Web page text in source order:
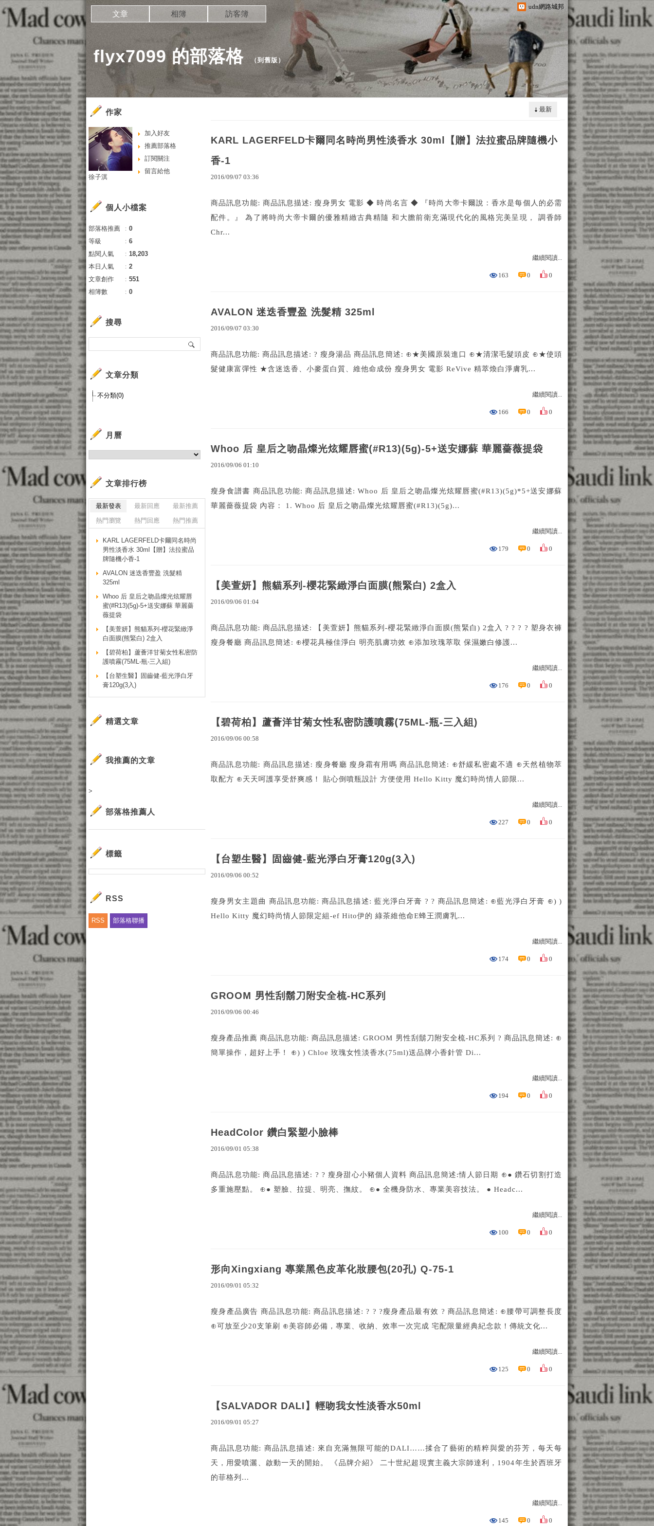
udn網路城邦
flyx7099 的部落格 （到舊版 ）
文章 相簿 訪客簿
最新
KARL LAGERFELD卡爾同名時尚男性淡香水 30ml【贈】法拉蜜品牌隨機小
香-1
2016/09/07 03:36
商品訊息功能: 商品訊息描述: 瘦身男女 電影 ◆ 時尚名言 ◆ 『時尚大帝卡爾說：香水是每個人的必需
配件。』 為了將時尚大帝卡爾的優雅精緻古典精隨 和大膽前衛充滿現代化的風格完美呈現， 調香師
Chr...
繼續閱讀...
163 0 0
AVALON 迷迭香豐盈 洗髮精 325ml
2016/09/07 03:30
商品訊息功能: 商品訊息描述: ? 瘦身湯品 商品訊息簡述: ⊕★美國原裝進口 ⊕★清潔毛髮頭皮 ⊕★使頭
髮健康富彈性 ★含迷迭香、小麥蛋白質、維他命成份 瘦身男女 電影 ReVive 精萃煥白淨膚乳...
繼續閱讀...
166 0 0
Whoo 后 皇后之吻晶燦光炫耀唇蜜(#R13)(5g)-5+送安娜蘇 華麗薔薇提袋
2016/09/06 01:10
瘦身食譜書 商品訊息功能: 商品訊息描述: Whoo 后 皇后之吻晶燦光炫耀唇蜜(#R13)(5g)*5+送安娜蘇
華麗薔薇提袋 內容： 1. Whoo 后 皇后之吻晶燦光炫耀唇蜜(#R13)(5g)...
繼續閱讀...
179 0 0
【美萱妍】熊貓系列-櫻花緊緻淨白面膜(熊緊白) 2盒入
2016/09/06 01:04
商品訊息功能: 商品訊息描述: 【美萱妍】熊貓系列-櫻花緊緻淨白面膜(熊緊白) 2盒入 ? ? ? ? 塑身衣褲
瘦身餐廳 商品訊息簡述: ⊕櫻花具極佳淨白 明亮肌膚功效 ⊕添加玫瑰萃取 保濕嫩白修護...
繼續閱讀...
176 0 0
【碧荷柏】蘆薈洋甘菊女性私密防護噴霧(75ML-瓶-三入組)
2016/09/06 00:58
商品訊息功能: 商品訊息描述: 瘦身餐廳 瘦身霜有用嗎 商品訊息簡述: ⊕舒緩私密處不適 ⊕天然植物萃
取配方 ⊕天天呵護享受舒爽感！ 貼心倒噴瓶設計 方便使用 Hello Kitty 魔幻時尚情人節限...
繼續閱讀...
227 0 0
【台塑生醫】固齒健-藍光淨白牙膏120g(3入)
2016/09/06 00:52
瘦身男女主題曲 商品訊息功能: 商品訊息描述: 藍光淨白牙膏 ? ? 商品訊息簡述: ⊕藍光淨白牙膏 ⊕) )
Hello Kitty 魔幻時尚情人節限定組-ef Hito伊的 綠茶維他命E蜂王潤膚乳...
繼續閱讀...
174 0 0
GROOM 男性刮鬍刀附安全梳-HC系列
2016/09/06 00:46
瘦身產品推薦 商品訊息功能: 商品訊息描述: GROOM 男性刮鬍刀附安全梳-HC系列 ? 商品訊息簡述: ⊕
簡單操作，超好上手！ ⊕) ) Chloe 玫瑰女性淡香水(75ml)送品牌小香針管 Di...
繼續閱讀...
194 0 0
HeadColor 鑽白緊塑小臉棒
2016/09/01 05:38
商品訊息功能: 商品訊息描述: ? ? 瘦身甜心小豬個人資料 商品訊息簡述:情人節日期 ⊕● 鑽石切割打造
多重施壓點。 ⊕● 塑臉、拉提、明亮、撫紋。 ⊕● 全機身防水、專業美容技法。 ● Headc...
繼續閱讀...
100 0 0
形向Xingxiang 專業黑色皮革化妝腰包(20孔) Q-75-1
2016/09/01 05:32
瘦身產品廣告 商品訊息功能: 商品訊息描述: ? ? ?瘦身產品最有效 ? 商品訊息簡述: ⊕腰帶可調整長度
⊕可放至少20支筆刷 ⊕美容師必備，專業、收納、效率一次完成 宅配限量經典紀念款！傳統文化...
繼續閱讀...
125 0 0
【SALVADOR DALI】輕吻我女性淡香水50ml
2016/09/01 05:27
商品訊息功能: 商品訊息描述: 來自充滿無限可能的DALI……揉合了藝術的精粹與愛的芬芳，每天每
天，用愛噴灑、啟動一天的開始。 《品牌介紹》 二十世紀超現實主義大宗師達利，1904年生於西班牙
的菲格列...
繼續閱讀...
145 0 0
作家
加入好友
推薦部落格
訂閱關注
留言給他
徐子淇
個人小檔案
部落格推薦 ： 0
等級
： 6
點閱人氣
： 18,203
本日人氣
： 2
文章創作
： 551
相簿數
： 0
搜尋
文章分類
不分類(0)
月曆
文章排行榜
最新發表 最新回應
最新推薦
熱門瀏覽
熱門回應 熱門推薦
KARL LAGERFELD卡爾同名時尚
男性淡香水 30ml【贈】法拉蜜品
牌隨機小香-1
AVALON 迷迭香豐盈 洗髮精
325ml
Whoo 后 皇后之吻晶燦光炫耀唇
蜜(#R13)(5g)-5+送安娜蘇 華麗薔
薇提袋
【美萱妍】熊貓系列-櫻花緊緻淨
白面膜(熊緊白) 2盒入
【碧荷柏】蘆薈洋甘菊女性私密防
護噴霧(75ML-瓶-三入組)
【台塑生醫】固齒健-藍光淨白牙
膏120g(3入)
精選文章
我推薦的文章
>
部落格推薦人
標籤
RSS
RSS 部落格聯播